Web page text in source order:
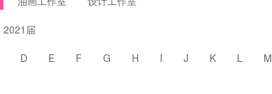
2021届
D E F G H I J K L M